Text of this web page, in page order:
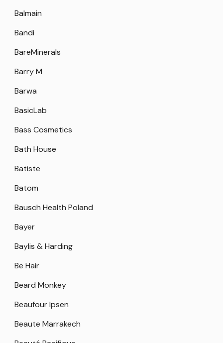
Balmain
Bandi
BareMinerals
Barry M
Barwa
BasicLab
Bass Cosmetics
Bath House
Batiste
Batom
Bausch Health Poland
Bayer
Baylis & Harding
Be Hair
Beard Monkey
Beaufour Ipsen
Beaute Marrakech